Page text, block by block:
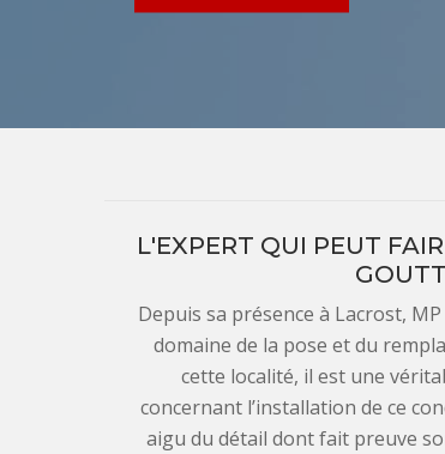
L'EXPERT QUI PEUT
Depuis sa présence à Lacrost,
domaine de la pose et du
cette localité, il est une
concernant l’installation de ce
aigu du détail dont fait preuve